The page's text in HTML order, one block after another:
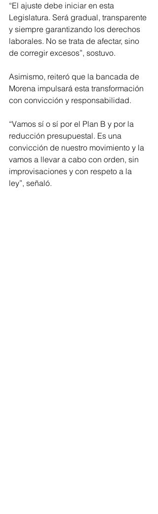
“El ajuste debe iniciar en esta
Legislatura. Será gradual, transparente
y siempre garantizando los derechos
laborales. No se trata de afectar, sino
de corregir excesos”, sostuvo.
Asimismo, reiteró que la bancada de
Morena impulsará esta transformación
con convicción y responsabilidad.
“Vamos sí o sí por el Plan B y por la
reducción presupuestal. Es una
convicción de nuestro movimiento y la
vamos a llevar a cabo con orden, sin
improvisaciones y con respeto a la
ley”, señaló.